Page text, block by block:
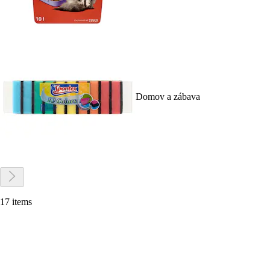
Domov a zábava
17 items